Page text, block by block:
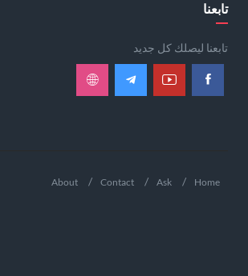
تابعنا
تابعنا ليصلك كل جديد
Home
Ask
Contact
About